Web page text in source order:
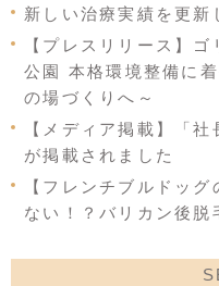
新しい治療実績を更新
【プレスリリース】
公園 本格環境整備に
の場づくりへ～
【メディア掲載】「
が掲載されました
【フレンチブルドッ
ない！？バリカン後脱